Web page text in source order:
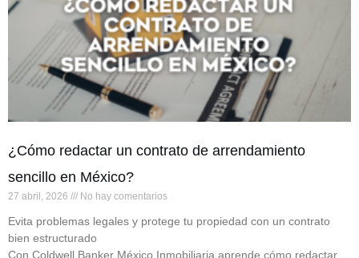
¿Cómo redactar un contrato de arrendamiento
sencillo en México?
27 abril, 2026 No hay comentarios
Evita problemas legales y protege tu propiedad con un contrato
bien estructurado
Con Coldwell Banker México Inmobiliaria aprende cómo redactar